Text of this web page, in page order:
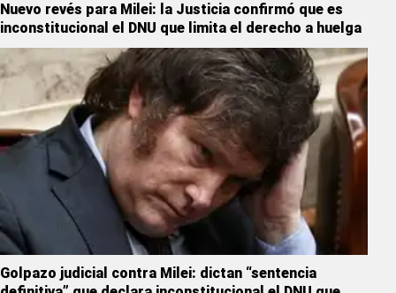
Nuevo revés para Milei: la Justicia confirmó que es
inconstitucional el DNU que limita el derecho a huelga
Golpazo judicial contra Milei: dictan “sentencia